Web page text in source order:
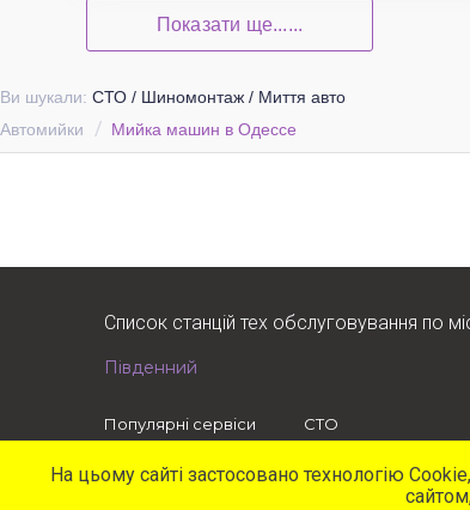
Показати ще......
Ви шукали: СТО / Шиномонтаж / Миття авто
Автомийки
Мийка машин в Одессе
Список станцій тех обслуговування по
Південний
Популярні сервіси
Рекомендовані
СТО
Мережеві
На цьому сайті застосовано технологію